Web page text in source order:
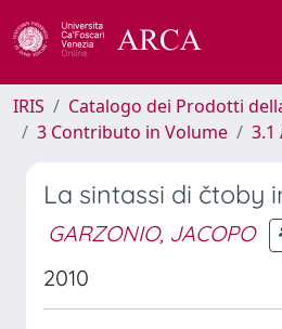
IRIS
Catalogo dei Prodotti
3 Contributo in Volume
3.1
La sintassi di čtoby
GARZONIO, JACOPO
2010